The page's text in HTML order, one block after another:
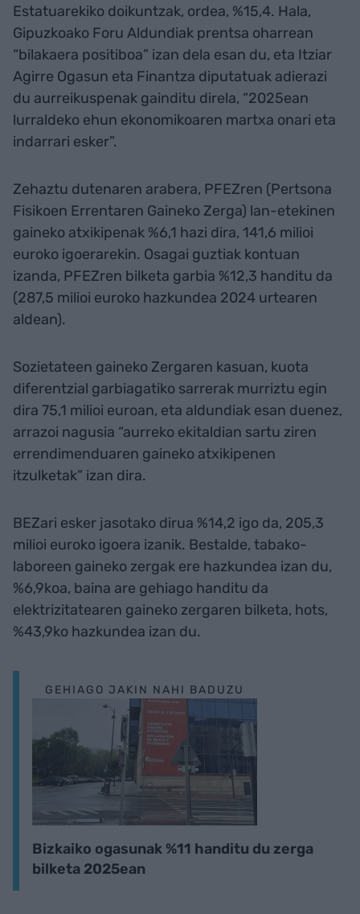
Estatuarekiko doikuntzak, ordea, %15,4. Hala,
Gipuzkoako Foru Aldundiak prentsa oharrean
“bilakaera positiboa” izan dela esan du, eta Itziar
Agirre Ogasun eta Finantza diputatuak adierazi
du aurreikuspenak gainditu direla, “2025ean
lurraldeko ehun ekonomikoaren martxa onari eta
indarrari esker”.
Zehaztu dutenaren arabera, PFEZren (Pertsona
Fisikoen Errentaren Gaineko Zerga) lan-etekinen
gaineko atxikipenak %6,1 hazi dira, 141,6 milioi
euroko igoerarekin. Osagai guztiak kontuan
izanda, PFEZren bilketa garbia %12,3 handitu da
(287,5 milioi euroko hazkundea 2024 urtearen
aldean).
Sozietateen gaineko Zergaren kasuan, kuota
diferentzial garbiagatiko sarrerak murriztu egin
dira 75,1 milioi euroan, eta aldundiak esan duenez,
arrazoi nagusia “aurreko ekitaldian sartu ziren
errendimenduaren gaineko atxikipenen
itzulketak” izan dira.
BEZari esker jasotako dirua %14,2 igo da, 205,3
milioi euroko igoera izanik. Bestalde, tabako-
laboreen gaineko zergak ere hazkundea izan du,
%6,9koa, baina are gehiago handitu da
elektrizitatearen gaineko zergaren bilketa, hots,
%43,9ko hazkundea izan du.
GEHIAGO JAKIN NAHI BADUZU
Bizkaiko ogasunak %11 handitu du zerga
bilketa 2025ean